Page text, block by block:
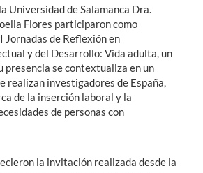
Universidad de Salamanca Dra.
Flores participaron como
Jornadas de Reflexión en
y del Desarrollo: Vida adulta, un
presencia se contextualiza en un
realizan investigadores de España,
de la inserción laboral y la
de personas con
la invitación realizada desde la